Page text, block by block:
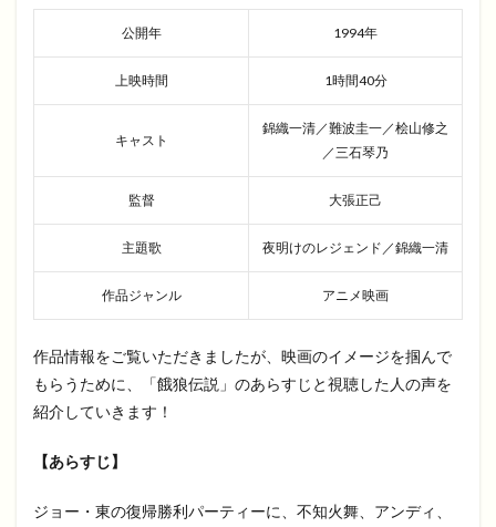
公開年 1994年
上映時間 1時間40分
キャスト
錦織一清／難波圭一／桧山修之
／三石琴乃
監督 大張正己
主題歌 夜明けのレジェンド／錦織一清
作品ジャンル アニメ映画
作品情報をご覧いただきましたが、映画のイメージを掴んで
もらうために、「餓狼伝説」のあらすじと視聴した人の声を
紹介していきます！
【あらすじ】
ジョー・東の復帰勝利パーティーに、不知火舞、アンディ、